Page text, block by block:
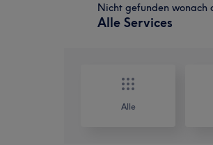
Nicht gefunden wonach
Alle Services
Alle